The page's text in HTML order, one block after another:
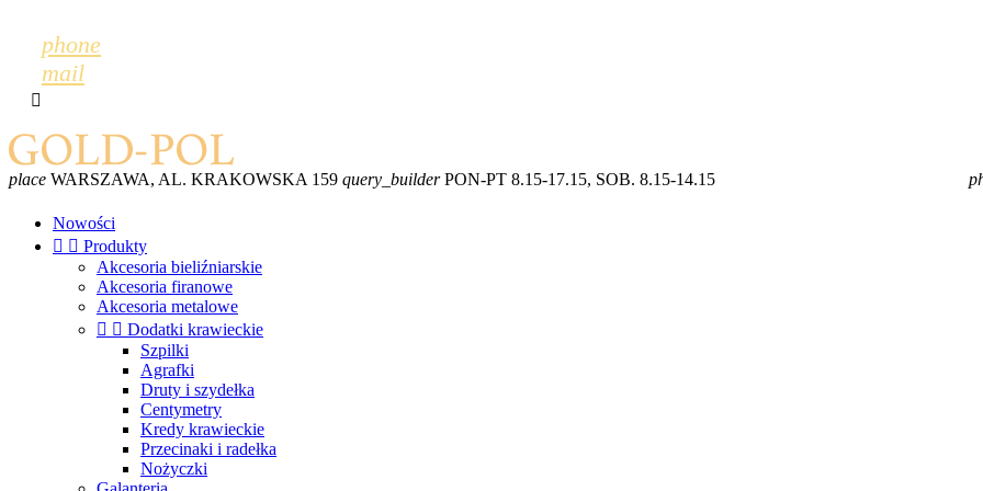
phone
mail

place WARSZAWA, AL. KRAKOWSKA 159 query_builderPON-PT 8.15-17.15, SOB. 8.15-14.15
Nowości
  Produkty
Akcesoria bieliźniarskie
Akcesoria firanowe
Akcesoria metalowe
  Dodatki krawieckie
Szpilki
Agrafki
Druty i szydełka
Centymetry
Kredy krawieckie
Przecinaki i radełka
Nożyczki